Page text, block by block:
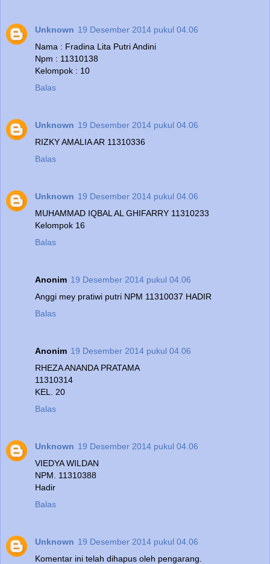
Unknown 19 Desember 2014 pukul 04.06
Nama : Fradina Lita Putri Andini
Npm : 11310138
Kelompok : 10
Balas
Unknown 19 Desember 2014 pukul 04.06
RIZKY AMALIA AR 11310336
Balas
Unknown 19 Desember 2014 pukul 04.06
MUHAMMAD IQBAL AL GHIFARRY 11310233
Kelompok 16
Balas
Anonim 19 Desember 2014 pukul 04.06
Anggi mey pratiwi putri NPM 11310037 HADIR
Balas
Anonim 19 Desember 2014 pukul 04.06
RHEZA ANANDA PRATAMA
11310314
KEL. 20
Balas
Unknown 19 Desember 2014 pukul 04.06
VIEDYA WILDAN
NPM. 11310388
Hadir
Balas
Unknown 19 Desember 2014 pukul 04.06
Komentar ini telah dihapus oleh pengarang.